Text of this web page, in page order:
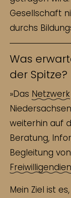
Gesellschaft
durchs
Was
der Spitze?
»Das Netzwerk
weiterhin auf
Beratung,
Begleitung
Mein Ziel ist